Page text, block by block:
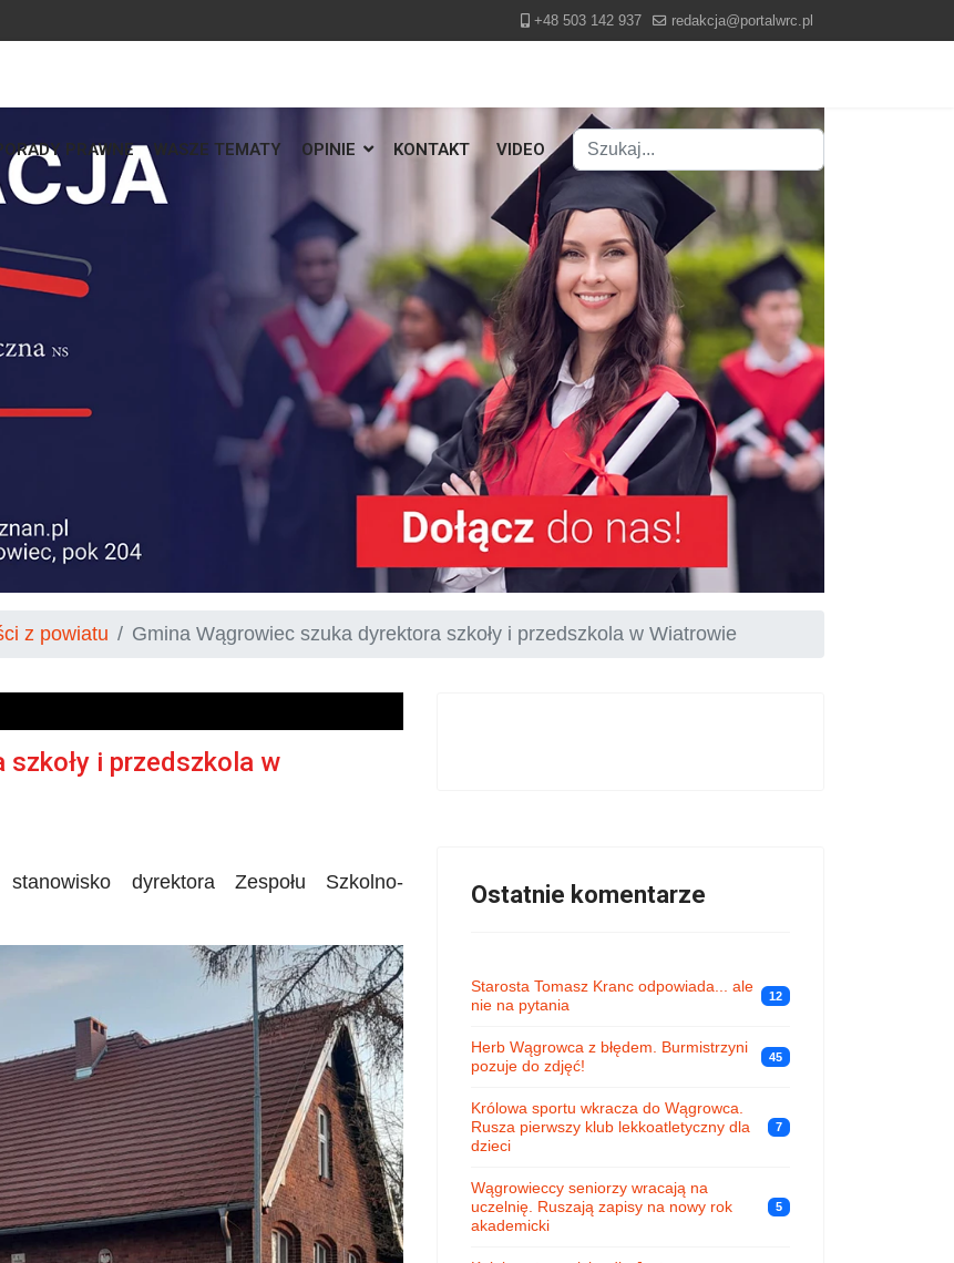
+48 503 142 937 redakcja@portalwrc.pl
PRAWNE WASZE TEMATY OPINIE KONTAKT VIDEO
Szukaj
Type 2 or more characters for results.
z powiatu Gmina Wągrowiec szuka dyrektora szkoły i przedszkola w Wiatrowie
i przedszkola w
dyrektora Zespołu Szkolno-
Ostatnie komentarze
Starosta Tomasz Kranc odpowiada... ale
nie na pytania
12
Herb Wągrowca z błędem. Burmistrzyni
pozuje do zdjęć!
45
Królowa sportu wkracza do Wągrowca.
Rusza pierwszy klub lekkoatletyczny dla
dzieci
7
Wągrowieccy seniorzy wracają na
uczelnię. Ruszają zapisy na nowy rok
akademicki
5